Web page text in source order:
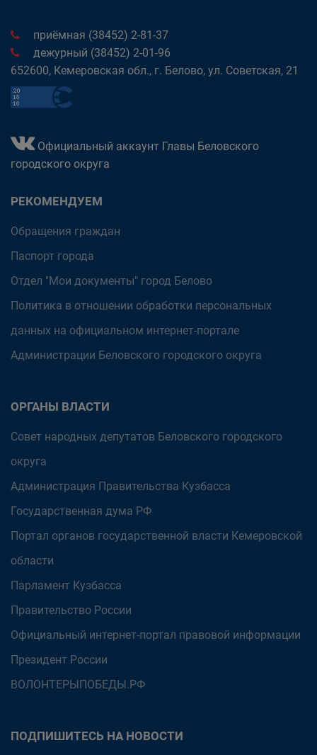
приёмная (38452) 2-81-37
дежурный (38452) 2-01-96
652600, Кемеровская обл., г. Белово, ул. Советская, 21
Официальный аккаунт Главы Беловского
городского округа
РЕКОМЕНДУЕМ
Обращения граждан
Паспорт города
Отдел "Мои документы" город Белово
Политика в отношении обработки персональных
данных на официальном интернет-портале
Администрации Беловского городского округа
ОРГАНЫ ВЛАСТИ
Совет народных депутатов Беловского городского
округа
Администрация Правительства Кузбасса
Государственная дума РФ
Портал органов государственной власти Кемеровской
области
Парламент Кузбасса
Правительство России
Официальный интернет-портал правовой информации
Президент России
ВОЛОНТЕРЫПОБЕДЫ.РФ
ПОДПИШИТЕСЬ НА НОВОСТИ